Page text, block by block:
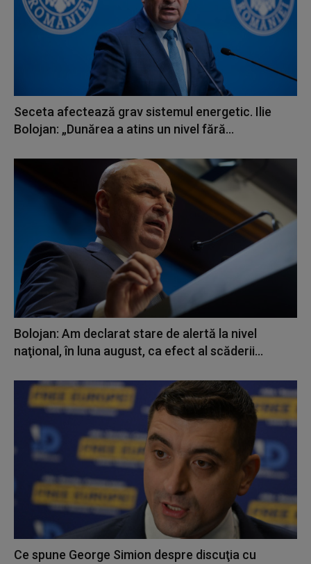
Seceta afectează grav sistemul energetic. Ilie
Bolojan: „Dunărea a atins un nivel fără...
Bolojan: Am declarat stare de alertă la nivel
naţional, în luna august, ca efect al scăderii...
Ce spune George Simion despre discuţia cu